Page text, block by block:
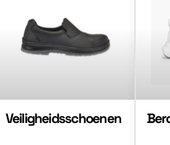
Veiligheidsschoenen